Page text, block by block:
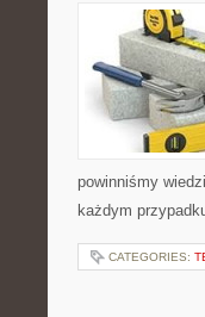
powinniśmy
każdym
CATEGORIES: